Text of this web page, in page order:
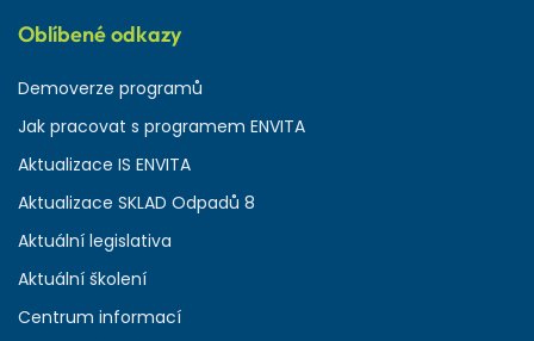
Oblíbené odkazy
Demoverze programů
Jak pracovat s programem ENVITA
Aktualizace IS ENVITA
Aktualizace SKLAD Odpadů 8
Aktuální legislativa
Aktuální školení
Centrum informací